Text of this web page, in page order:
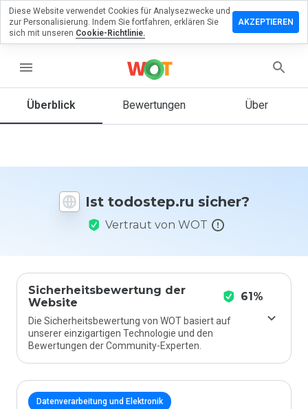
menu
Überblick Bewertungen Über
Ist todostep.ru sicher?
Vertraut von WOT
Sicherheitsbewertung der
Website
61%
Die Sicherheitsbewertung von WOT basiert auf
unserer einzigartigen Technologie und den
Bewertungen der Community-Experten.
Datenverarbeitung und Elektronik
eine
würden
Skala von
Diese Website verwendet Cookies für Analysezwecke und
zur Personalisierung. Indem Sie fortfahren, erklären Sie
sich mit unseren Cookie-Richtlinie.
AKZEPTIEREN